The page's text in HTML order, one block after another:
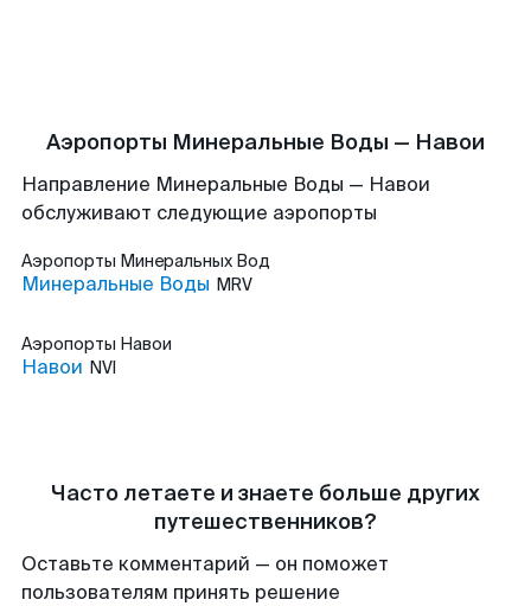
Аэропорты Минеральные Воды — Навои
Направление Минеральные Воды — Навои
обслуживают следующие аэропорты
Аэропорты Минеральных Вод
Минеральные Воды MRV
Аэропорты Навои
Навои NVI
Часто летаете и знаете больше других
путешественников?
Оставьте комментарий — он поможет
пользователям принять решение